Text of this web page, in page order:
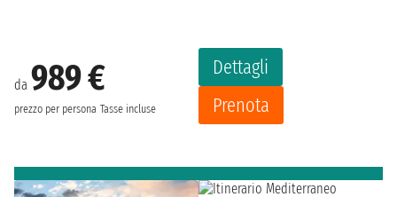
da 989 €
prezzo per persona Tasse incluse
Dettagli
Prenota